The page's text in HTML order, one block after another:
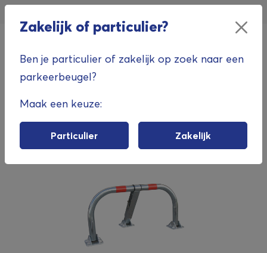
Parkeerbeugel VISO Stopblock
Zakelijk of particulier?
Ben je particulier of zakelijk op zoek naar een
parkeerbeugel?
Maak een keuze:
Particulier Zakelijk